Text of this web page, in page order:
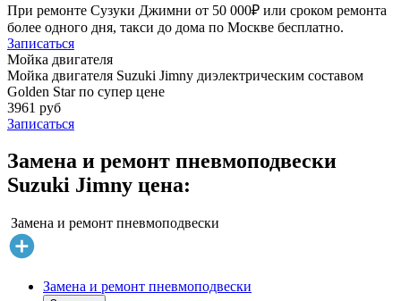
При ремонте Сузуки Джимни от 50 000₽ или сроком ремонта
более одного дня, такси до дома по Москве бесплатно.
Записаться
Мойка двигателя
Мойка двигателя Suzuki Jimny диэлектрическим составом
Golden Star по супер цене
3961 руб
Записаться
Замена и ремонт пневмоподвески
Suzuki Jimny цена:
Замена и ремонт пневмоподвески
Замена и ремонт пневмоподвески